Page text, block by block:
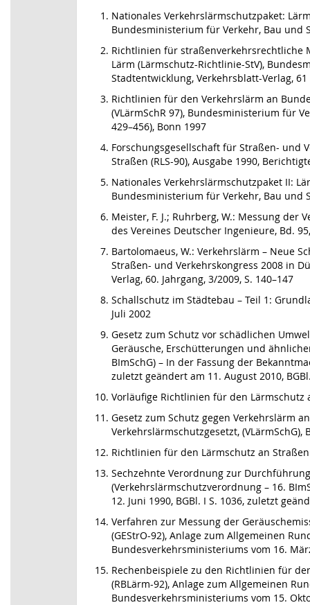
Nationales Verkehrslärmschutzpaket:
Bundesministerium für Verkehr, Bau und
Richtlinien für straßenverkehrsrechtliche
Lärm (Lärmschutz-Richtlinie-StV),
Stadtentwicklung, Verkehrsblatt-Verlag, 61
Richtlinien für den Verkehrslärm an
(VLärmSchR 97), Bundesministerium für
429–456), Bonn 1997
Forschungsgesellschaft für Straßen- und
Straßen (RLS-90), Ausgabe 1990,
Nationales Verkehrslärmschutzpaket II:
Bundesministerium für Verkehr, Bau und
Meister, F. J.; Ruhrberg, W.: Messung
des Vereines Deutscher Ingenieure, Bd.
Bartolomaeus, W.: Verkehrslärm – Neue
Straßen- und Verkehrskongress 2008 in
Verlag, 60. Jahrgang, 3/2009, S. 140–147
Schallschutz im Städtebau – Teil 1:
Juli 2002
Gesetz zum Schutz vor schädlichen
Geräusche, Erschütterungen und
BImSchG) – In der Fassung der
zuletzt geändert am 11. August 2010,
Vorläufige Richtlinien für den Lärmschutz
Gesetz zum Schutz gegen Verkehrslärm
Verkehrslärmschutzgesetzt,
Richtlinien für den Lärmschutz an Straßen
Sechzehnte Verordnung zur
(Verkehrslärmschutzverordnung – 16.
12. Juni 1990, BGBl. I S. 1036, zuletzt
Verfahren zur Messung der
(GEStrO-92), Anlage zum Allgemeinen
Bundesverkehrsministeriums vom 16.
Rechenbeispiele zu den Richtlinien für
(RBLärm-92), Anlage zum Allgemeinen
Bundesverkehrsministeriums vom 15.